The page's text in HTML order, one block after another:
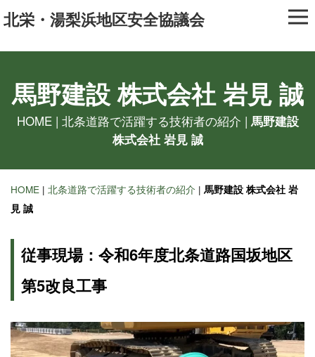
北栄・湯梨浜地区安全協議会
馬野建設 株式会社 岩見 誠
HOME| 北条道路で活躍する技術者の紹介 | 馬野建設
株式会社 岩見 誠
HOME | 北条道路で活躍する技術者の紹介 | 馬野建設 株式会社 岩
見 誠
従事現場：令和6年度北条道路国坂地区
第5改良工事